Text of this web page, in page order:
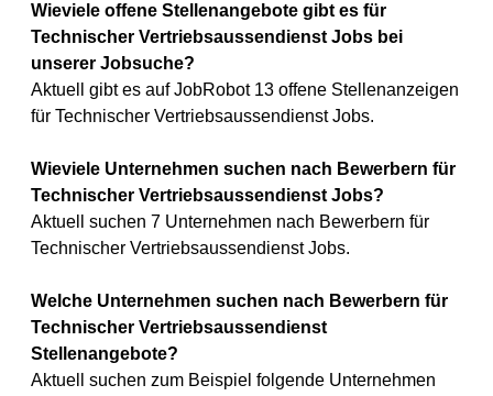
Wieviele offene Stellenangebote gibt es für
Technischer Vertriebsaussendienst Jobs bei
unserer Jobsuche?
Aktuell gibt es auf JobRobot 13 offene Stellenanzeigen
für Technischer Vertriebsaussendienst Jobs.
Wieviele Unternehmen suchen nach Bewerbern für
Technischer Vertriebsaussendienst Jobs?
Aktuell suchen 7 Unternehmen nach Bewerbern für
Technischer Vertriebsaussendienst Jobs.
Welche Unternehmen suchen nach Bewerbern für
Technischer Vertriebsaussendienst
Stellenangebote?
Aktuell suchen zum Beispiel folgende Unternehmen